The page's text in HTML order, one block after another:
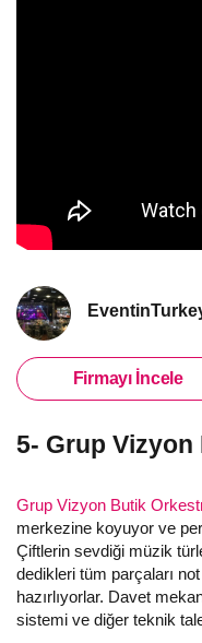
Firmayı İncele
5- Grup
Grup Vizyon Butik
merkezine koyuyor ve
Çiftlerin sevdiği müzik
dedikleri tüm parçaları
hazırlıyorlar. Davet
sistemi ve diğer teknik